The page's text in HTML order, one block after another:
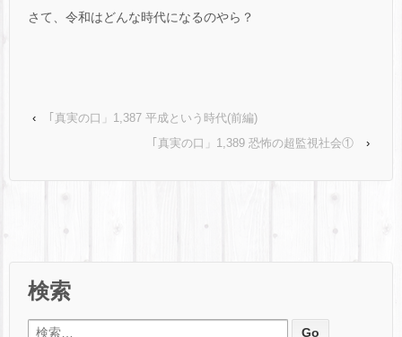
さて、令和はどんな時代になるのやら？
‹
｢真実の口」1,387 平成という時代(前編)
｢真実の口」1,389 恐怖の超監視社会①
›
検索
検索: